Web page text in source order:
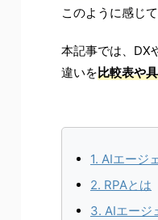
このように感じ
本記事では、DX
違いを比較表や
1. AIエージ
2. RPAとは
3. AIエージ